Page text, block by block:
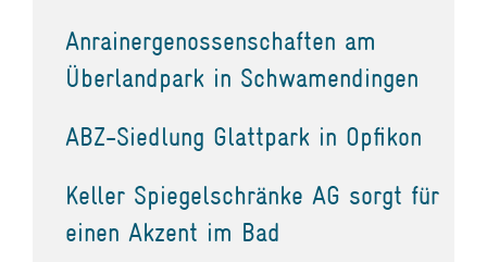
Anrainergenossenschaften am
Überlandpark in Schwamendingen
ABZ-Siedlung Glattpark in Opfikon
Keller Spiegelschränke AG sorgt für
einen Akzent im Bad